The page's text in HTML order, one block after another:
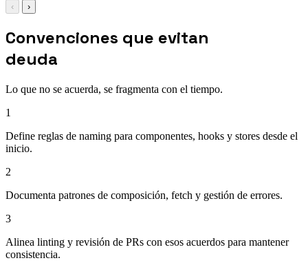
‹ ›
Convenciones que evitan
deuda
Lo que no se acuerda, se fragmenta con el tiempo.
1
Define reglas de naming para componentes, hooks y stores desde el
inicio.
2
Documenta patrones de composición, fetch y gestión de errores.
3
Alinea linting y revisión de PRs con esos acuerdos para mantener
consistencia.